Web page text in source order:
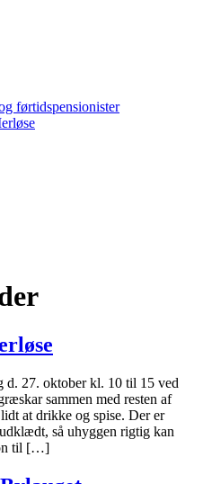
førtidspensionister
d. 27. oktober kl. 10 til 15 ved
sammen med resten af
at drikke og spise. Der er
så uhyggen rigtig kan
til […]